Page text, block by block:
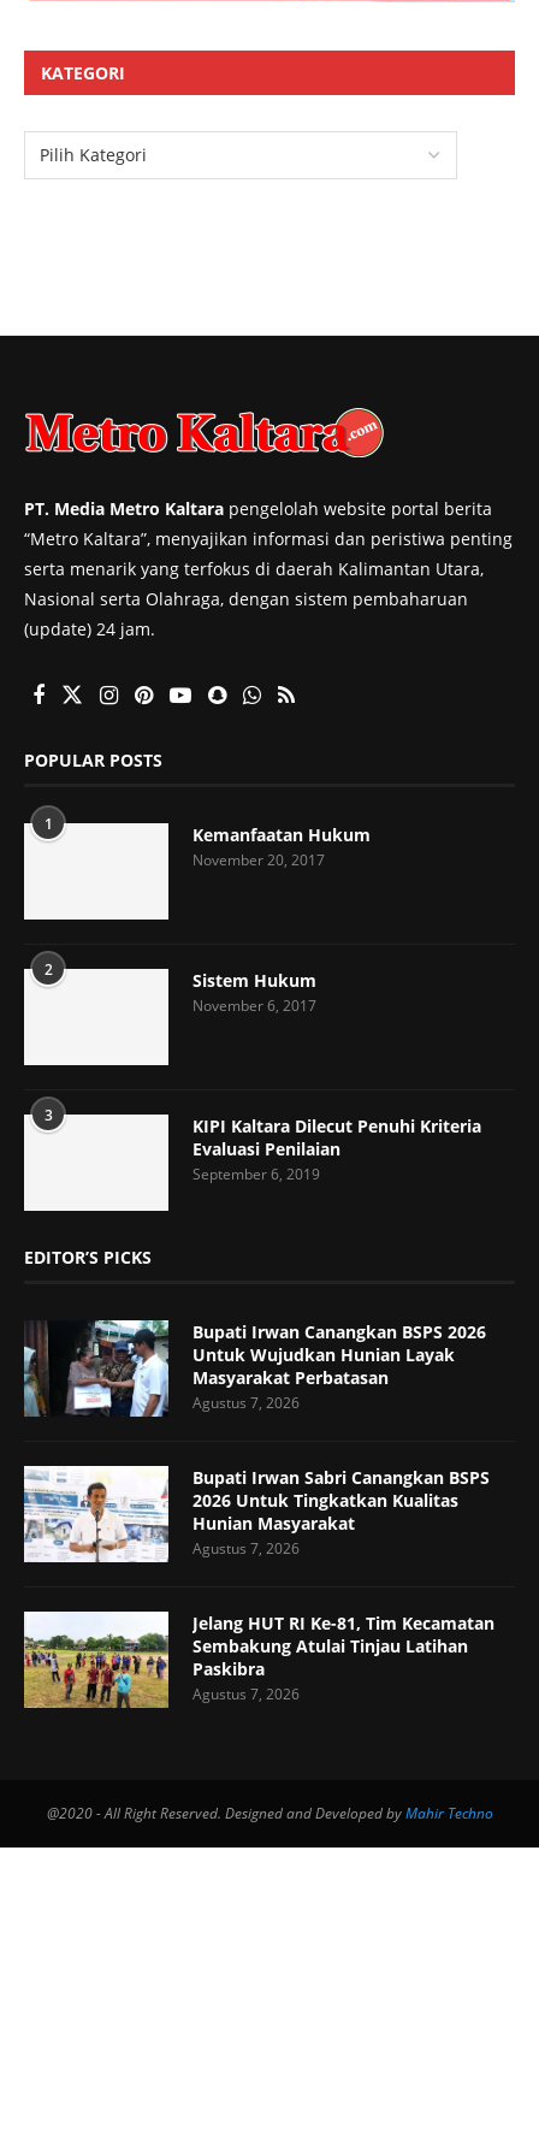
KATEGORI
PT. Media Metro Kaltara pengelolah website portal berita
“Metro Kaltara”, menyajikan informasi dan peristiwa penting
serta menarik yang terfokus di daerah Kalimantan Utara,
Nasional serta Olahraga, dengan sistem pembaharuan
(update) 24 jam.
POPULAR POSTS
1 Kemanfaatan Hukum
November 20, 2017
2 Sistem Hukum
November 6, 2017
3
KIPI Kaltara Dilecut Penuhi Kriteria
Evaluasi Penilaian
September 6, 2019
EDITOR’S PICKS
Bupati Irwan Canangkan BSPS 2026
Untuk Wujudkan Hunian Layak
Masyarakat Perbatasan
Agustus 7, 2026
Bupati Irwan Sabri Canangkan BSPS
2026 Untuk Tingkatkan Kualitas
Hunian Masyarakat
Agustus 7, 2026
Jelang HUT RI Ke-81, Tim Kecamatan
Sembakung Atulai Tinjau Latihan
Paskibra
Agustus 7, 2026
@2020 - All Right Reserved. Designed and Developed byMahir Techno